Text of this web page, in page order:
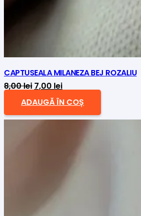
CAPTUSEALA MILANEZA BEJ ROZALIU
8,00lei Prețul
inițial
a
7,00 leiPrețul
curent
este:
ADAUGĂ ÎN COȘ